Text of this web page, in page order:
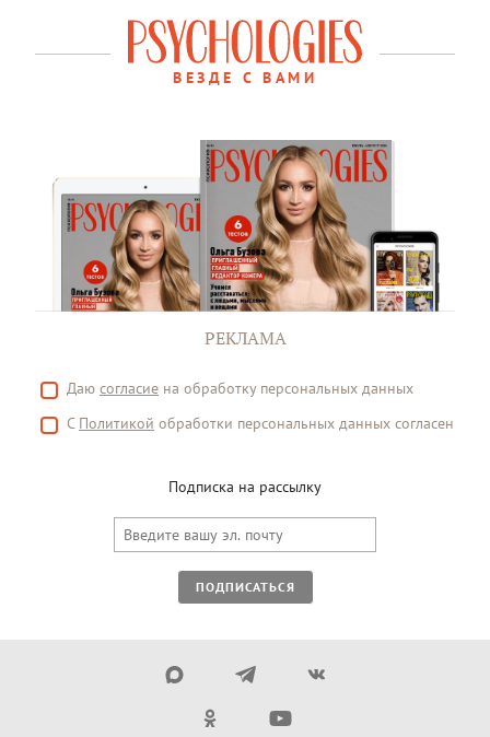
ВЕЗДЕ С ВАМИ
РЕКЛАМА
Даю согласие на обработку персональных данных
С Политикой обработки персональных данных согласен
Подписка на рассылку
ПОДПИСАТЬСЯ